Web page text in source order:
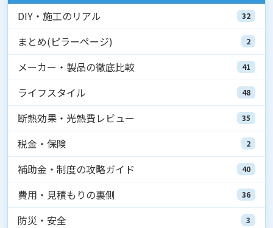
DIY・施工のリアル
32
まとめ(ピラーページ) 2
メーカー・製品の徹底比較 41
ライフスタイル 48
断熱効果・光熱費レビュー 35
税金・保険 2
補助金・制度の攻略ガイド 40
費用・見積もりの裏側 36
防災・安全 3